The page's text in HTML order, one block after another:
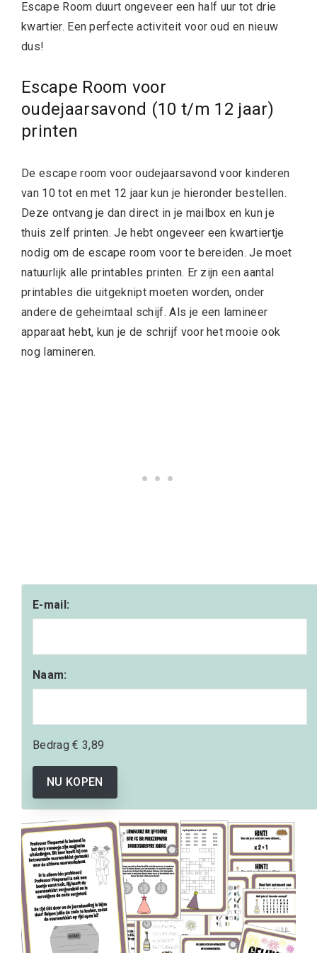
Escape Room duurt ongeveer een half uur tot drie
kwartier. Een perfecte activiteit voor oud en nieuw
dus!
Escape Room voor
oudejaarsavond (10 t/m 12 jaar)
printen
De escape room voor oudejaarsavond voor kinderen
van 10 tot en met 12 jaar kun je hieronder bestellen.
Deze ontvang je dan direct in je mailbox en kun je
thuis zelf printen. Je hebt ongeveer een kwartiertje
nodig om de escape room voor te bereiden. Je moet
natuurlijk alle printables printen. Er zijn een aantal
printables die uitgeknipt moeten worden, onder
andere de geheimtaal schijf. Als je een lamineer
apparaat hebt, kun je de schrijf voor het mooie ook
nog lamineren.
E-mail:
Naam:
Bedrag€ 3,89
NU KOPEN